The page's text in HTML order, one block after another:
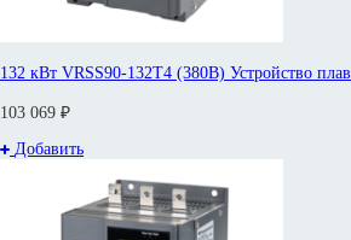
132 кВт VRSS90-132T4 (380В) Устройство
103 069 ₽
Добавить